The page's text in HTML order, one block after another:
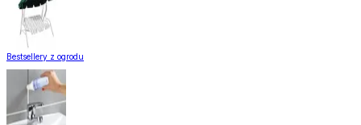
Bestsellery z ogrodu